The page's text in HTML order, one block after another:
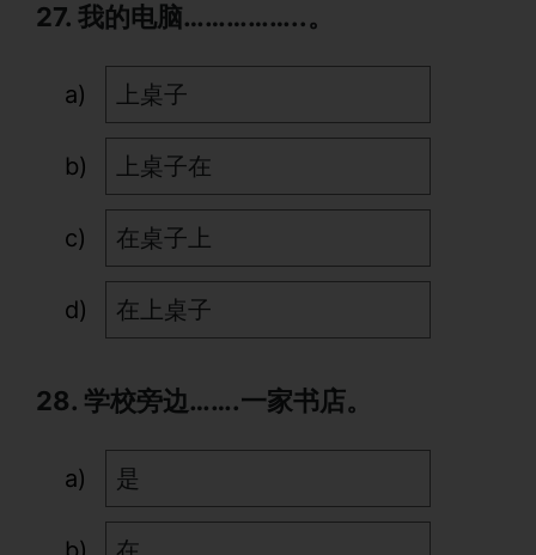
27. 我的电脑……………..。
上桌子
上桌子在
在桌子上
在上桌子
28. 学校旁边…….一家书店。
是